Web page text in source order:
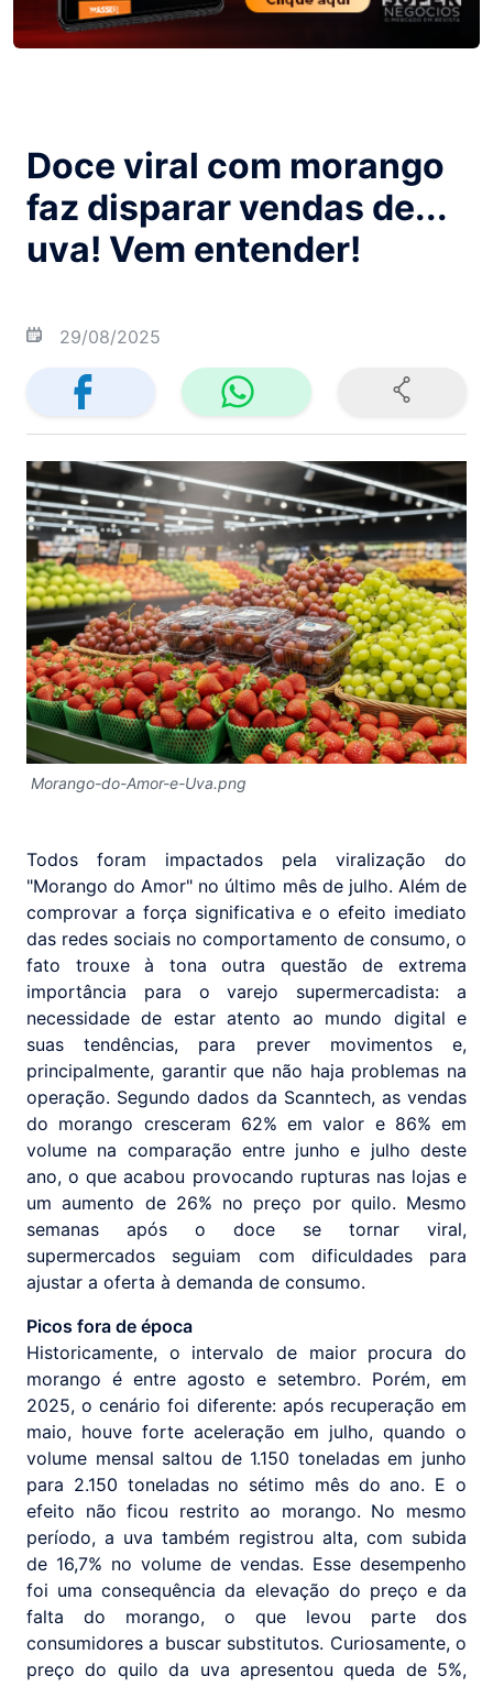
Doce viral com morango
faz disparar vendas de...
uva! Vem entender!
29/08/2025
Morango-do-Amor-e-Uva.png
Todos foram impactados pela viralização do
"Morango do Amor" no último mês de julho. Além de
comprovar a força significativa e o efeito imediato
das redes sociais no comportamento de consumo, o
fato trouxe à tona outra questão de extrema
importância para o varejo supermercadista: a
necessidade de estar atento ao mundo digital e
suas tendências, para prever movimentos e,
principalmente, garantir que não haja problemas na
operação. Segundo dados da Scanntech, as vendas
do morango cresceram 62% em valor e 86% em
volume na comparação entre junho e julho deste
ano, o que acabou provocando rupturas nas lojas e
um aumento de 26% no preço por quilo. Mesmo
semanas após o doce se tornar viral,
supermercados seguiam com dificuldades para
ajustar a oferta à demanda de consumo.
Picos fora de época
Historicamente, o intervalo de maior procura do
morango é entre agosto e setembro. Porém, em
2025, o cenário foi diferente: após recuperação em
maio, houve forte aceleração em julho, quando o
volume mensal saltou de 1.150 toneladas em junho
para 2.150 toneladas no sétimo mês do ano. E o
efeito não ficou restrito ao morango. No mesmo
período, a uva também registrou alta, com subida
de 16,7% no volume de vendas. Esse desempenho
foi uma consequência da elevação do preço e da
falta do morango, o que levou parte dos
consumidores a buscar substitutos. Curiosamente, o
preço do quilo da uva apresentou queda de 5%,